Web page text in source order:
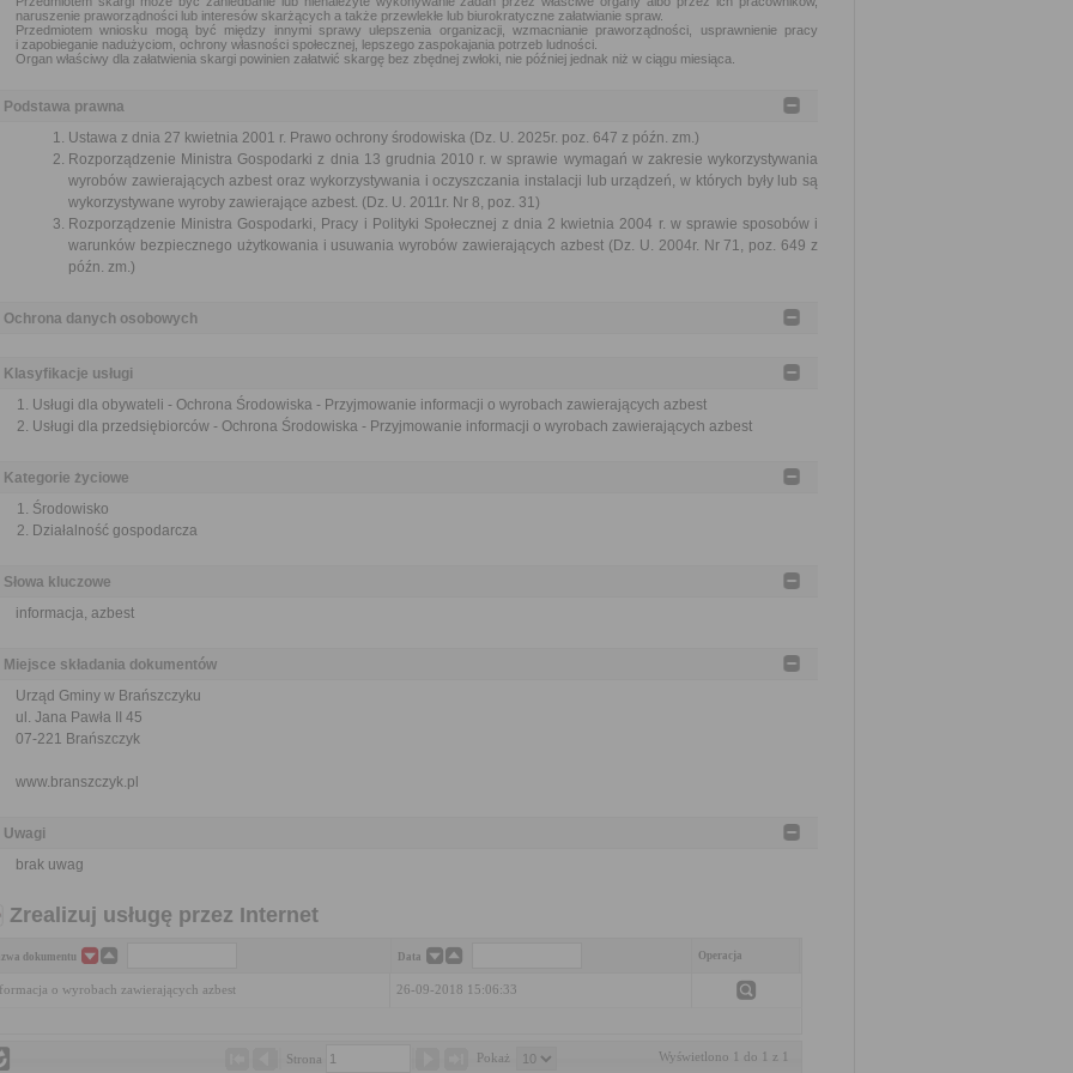
naruszenie praworządności lub interesów skarżących a także przewlekłe lub biurokratyczne załatwianie spraw.
Przedmiotem wniosku mogą być między innymi sprawy ulepszenia organizacji, wzmacnianie praworządności, usprawnienie pracy
i zapobieganie nadużyciom, ochrony własności społecznej, lepszego zaspokajania potrzeb ludności.
Organ właściwy dla załatwienia skargi powinien załatwić skargę bez zbędnej zwłoki, nie później jednak niż w ciągu miesiąca.
Podstawa prawna
Ustawa z dnia 27 kwietnia 2001 r. Prawo ochrony środowiska (Dz. U. 2025r. poz. 647 z późn. zm.)
Rozporządzenie Ministra Gospodarki z dnia 13 grudnia 2010 r. w sprawie wymagań w zakresie wykorzystywania
wyrobów zawierających azbest oraz wykorzystywania i oczyszczania instalacji lub urządzeń, w których były lub są
wykorzystywane wyroby zawierające azbest. (Dz. U. 2011r. Nr 8, poz. 31)
Rozporządzenie Ministra Gospodarki, Pracy i Polityki Społecznej z dnia 2 kwietnia 2004 r. w sprawie sposobów i
warunków bezpiecznego użytkowania i usuwania wyrobów zawierających azbest (Dz. U. 2004r. Nr 71, poz. 649 z
późn. zm.)
Ochrona danych osobowych
Klasyfikacje usługi
Usługi dla obywateli - Ochrona Środowiska - Przyjmowanie informacji o wyrobach zawierających azbest
Usługi dla przedsiębiorców - Ochrona Środowiska - Przyjmowanie informacji o wyrobach zawierających azbest
Kategorie życiowe
Środowisko
Działalność gospodarcza
Słowa kluczowe
informacja, azbest
Miejsce składania dokumentów
Urząd Gminy w Brańszczyku
ul. Jana Pawła II 45
07-221 Brańszczyk
www.branszczyk.pl
Uwagi
brak uwag
Zrealizuj usługę przez Internet
dokumentu Data Operacja
o wyrobach zawierających azbest 26-09-2018 15:06:33
Strona Pokaż Wyświetlono 1 do 1 z 1